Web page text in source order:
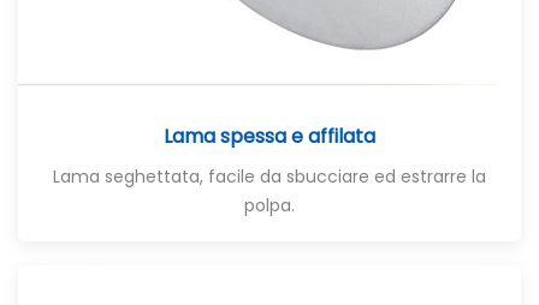
Lama spessa e affilata
Lama seghettata, facile da sbucciare ed estrarre la
polpa.